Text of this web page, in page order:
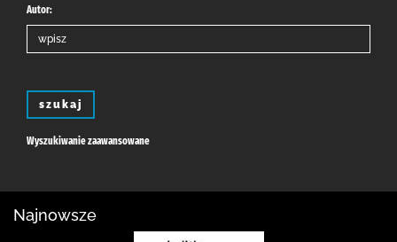
Autor:
szukaj
Wyszukiwanie zaawansowane
Najnowsze